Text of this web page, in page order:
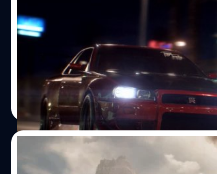
ด้วยการที่เพื่อนในทีมต้องสแกนศพของเราไปยัง Respawn
Beacon (หรือง่าย ๆ ก็คือจุดเกิดนั่นแหล่ะ) และ Knockdown
Shield หรือโล่ช่วยป้องกันการโจมตีหลังติดสถานะดาวน์ที่หาก
Plants vs. Zombies ภาคใหม่อยู่ และจะมีอะไร
ใหม่ๆเกี่ยวกับ Titanfall ด้วย
สำหรับใครที่เป็นแฟนเกมซีรีส์ดังอย่าง Need for Speed,
vs. Zombies และ Titanfall เตรียมตัวรอกันได้เลย เพราะล่าสุ
ค่ายเกม Electronic Arts ได้ประกาศผลประกอบการประจำ
ไตรมาสที่ 3 สิ้นสุดวันที่ 31 ธันวาคม 2018 โดยคุณ Blake
Jorgensen กรรมการผู้จัดการและผู้อำนวยการสายการเงินขอ
กล่าวรายงานว่า “FIFA เป็นเกมแฟรนไชส์ที่โดดเด่นในปีแห่งค
วุ่นวายของอุตสาหกรรมเกม ส่วนในธุรกิจอื่น เรากำลังทำการ
ปรับปรุงเพื่อเพิ่มประสิทธิภาพในการทำงานและกำลังมุ่งเน้นไ
การวิจัยและพัฒนา เรามีความยินดีที่ได้เปิดตัวเกม Anthem แ
การเติบโตของเกม Apex Legends ที่เป็นไปอย่างต่อเนื่อง รวม
อะไรใหม่ๆเกี่ยวกับ Titanfall และมีแผนจะปล่อยเกม Plants
ศุภกร ประเสริฐศิลป์ | 2741 days ago
Read More
05/02/2019
Titanfall 3 ไม่ได้อยู่ในการพัฒนา เเม้จะเปิดตัว